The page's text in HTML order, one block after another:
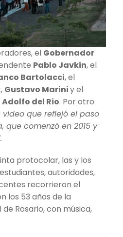
el Gobernador
Pablo Javkin, el
Bartolacci, el
Gustavo Mariniy el
Adolfo del Rio. Por otro
que reflejó el paso
que comenzó en 2015 y
protocolar, las y los
autoridades,
recorrieron el
los 53 años de la
Rosario, con música,